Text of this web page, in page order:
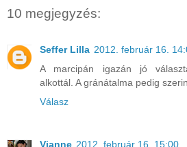
10 megjegyzés:
Seffer Lilla 2012. február 16.
A marcipán igazán jó
alkottál. A gránátalma pedig
Válasz
Vianne 2012. február 16. 15:00